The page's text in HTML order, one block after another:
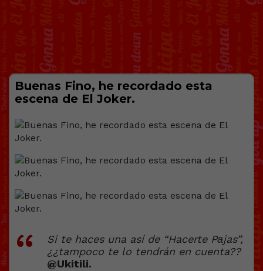
Buenas Fino, he recordado esta
escena de El Joker.
Si te haces una así de “Hacerte Pаjas”,
¿¿tampoco te lo tendrán en cuenta??
@Ukitili.